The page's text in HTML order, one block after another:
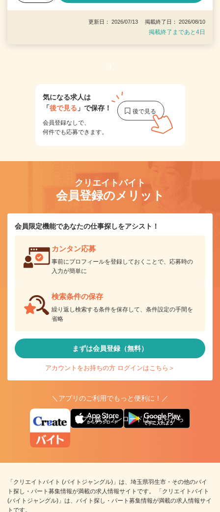
更新日： 2026/07/13 掲載終了日： 2026/08/10
掲載終了まであと4日
1
気になる求人は
「後で見る 」で保存！
会員登録なしで、
何件でも応募できます。
クリエイトバイト
会員登録のメリット
会員限定機能であなたの仕事探しをアシスト！
カンタン応募
事前にプロフィールを登録しておくことで、応募時の
入力が簡単に
検索条件の保存
繰り返し検索する条件を保存して、条件設定の手間を
省略
まずは会員登録（無料）
アカウントをお持ちの方 ログインはこちら＞
＼アプリのご利用でもっと便利に！／
アプリ版ダウンロードはこちらから
「クリエイトバイト (バイトジャングル)」は、埼玉県羽生市・その他のバイ
ト探し・パート募集情報が満載の求人情報サイトです。 「クリエイトバイト
(バイトジャングル)」は、バイト探し・パート募集情報が満載の求人情報サイ
トです。